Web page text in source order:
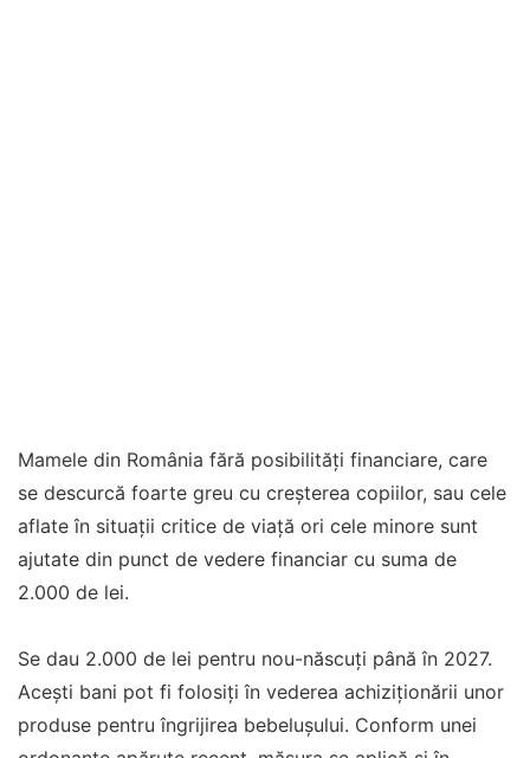
Mamele din România fără posibilități financiare, care
se descurcă foarte greu cu creșterea copiilor, sau cele
aflate în situații critice de viață ori cele minore sunt
ajutate din punct de vedere financiar cu suma de
2.000 de lei.
Se dau 2.000 de lei pentru nou-născuți până în 2027.
Acești bani pot fi folosiți în vederea achiziționării unor
produse pentru îngrijirea bebelușului. Conform unei